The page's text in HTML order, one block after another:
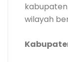
wilayah